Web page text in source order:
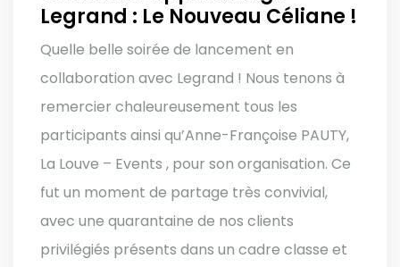
Legrand : Le Nouveau Céliane !
Quelle belle soirée de lancement en
collaboration avec Legrand ! Nous tenons à
remercier chaleureusement tous les
participants ainsi qu’Anne-Françoise PAUTY,
La Louve – Events , pour son organisation. Ce
fut un moment de partage très convivial,
avec une quarantaine de nos clients
privilégiés présents dans un cadre classe et